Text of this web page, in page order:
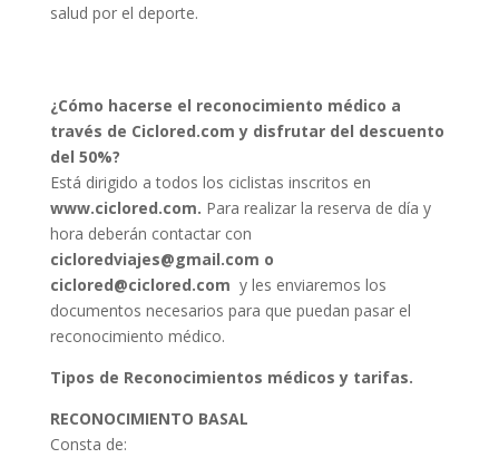
salud por el deporte.
¿Cómo hacerse el reconocimiento médico a
través de Ciclored.com y disfrutar del descuento
del 50%?
Está dirigido a todos los ciclistas inscritos en
www.ciclored.com. Para realizar la reserva de día y
hora deberán contactar con
cicloredviajes@gmail.com o
ciclored@ciclored.com y les enviaremos los
documentos necesarios para que puedan pasar el
reconocimiento médico.
Tipos de Reconocimientos médicos y tarifas.
RECONOCIMIENTO BASAL
Consta de: